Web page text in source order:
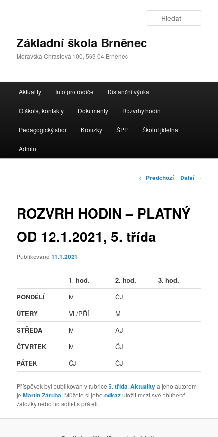
Základní škola Brněnec
Moravská Chrastová 100, 569 04 Brněnec
navigační
Aktuality Info pro rodiče Distanční výuka
O škole, kontakty Dokumenty Rozvrhy hodin
Pedagogický sbor Kroužky ŠPP Školní jídelna
Admin
Navigace
← Předchozí Další→
ROZVRH HODIN – PLATNÝ
OD 12.1.2021, 5. třída
Publikováno11.1.2021
1. hod. 2. hod.
3. hod.
PONDĚLÍ
M
ČJ
ÚTERÝ
VL/PŘÍ
M
STŘEDA
M
AJ
ČTVRTEK
M
ČJ
PÁTEK
ČJ ČJ
Příspěvek byl publikován v rubrice5. třída,Aktualitya jeho autorem
jeMartin Záruba. Můžete si jehoodkazuložit mezi své oblíbené
záložky nebo ho sdílet s přáteli.